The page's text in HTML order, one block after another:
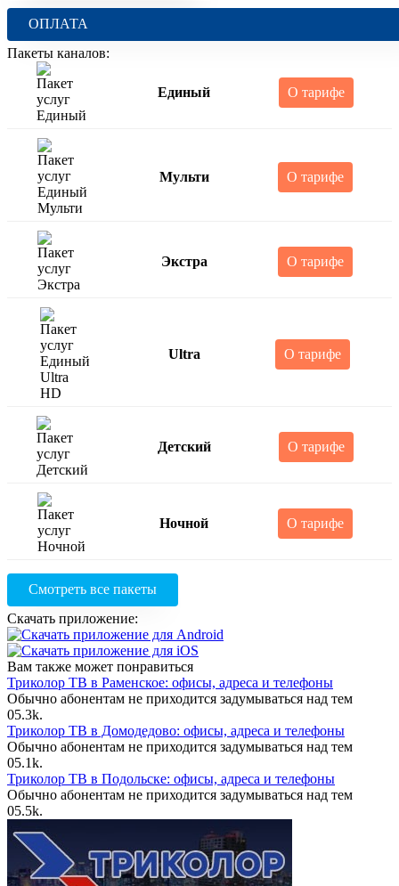
ОПЛАТА
Пакеты каналов:
Единый О тарифе
Мульти О тарифе
Экстра О тарифе
Ultra О тарифе
Детский О тарифе
Ночной О тарифе
Смотреть все пакеты
Скачать приложение:
Вам также может понравиться
Триколор ТВ в Раменское: офисы, адреса и телефоны
Обычно абонентам не приходится задумываться над тем
05.3k.
Триколор ТВ в Домодедово: офисы, адреса и телефоны
Обычно абонентам не приходится задумываться над тем
05.1k.
Триколор ТВ в Подольске: офисы, адреса и телефоны
Обычно абонентам не приходится задумываться над тем
05.5k.